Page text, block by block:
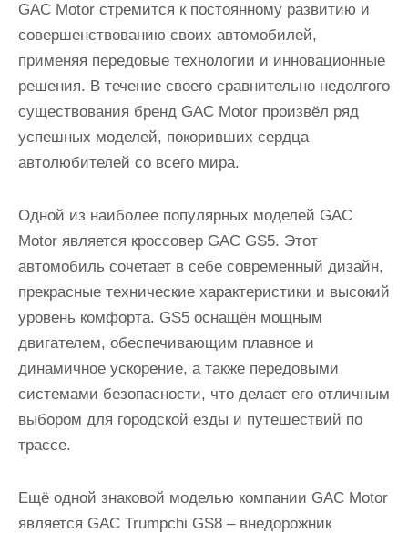
GAC Motor стремится к постоянному развитию и
совершенствованию своих автомобилей,
применяя передовые технологии и инновационные
решения. В течение своего сравнительно недолгого
существования бренд GAC Motor произвёл ряд
успешных моделей, покоривших сердца
автолюбителей со всего мира.
Одной из наиболее популярных моделей GAC
Motor является кроссовер GAC GS5. Этот
автомобиль сочетает в себе современный дизайн,
прекрасные технические характеристики и высокий
уровень комфорта. GS5 оснащён мощным
двигателем, обеспечивающим плавное и
динамичное ускорение, а также передовыми
системами безопасности, что делает его отличным
выбором для городской езды и путешествий по
трассе.
Ещё одной знаковой моделью компании GAC Motor
является GAC Trumpchi GS8 – внедорожник